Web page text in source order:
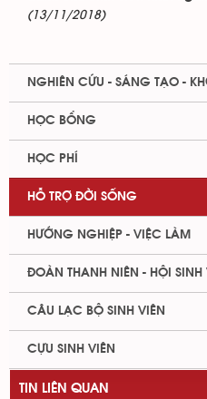
(13/11/2018)
NGHIÊN CỨU - SÁNG TẠO -
HỌC BỔNG
HỌC PHÍ
HỖ TRỢ ĐỜI SỐNG
HƯỚNG NGHIỆP - VIỆC LÀM
ĐOÀN THANH NIÊN - HỘI SINH
CÂU LẠC BỘ SINH VIÊN
CỰU SINH VIÊN
TIN LIÊN QUAN